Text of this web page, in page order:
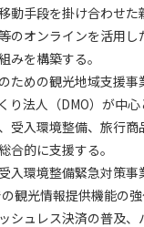
規約
動手段を掛け合わせ
のオンラインを活用
みを構築する。
ための観光地域支援事
り法人（DMO）が中
受入環境整備、旅行
合的に支援する。
入環境整備緊急対策事
観光情報提供機能の
シュレス決済の普及
承を得ることなく、随
は、建設資料館WEB上
したものとみなします。
び資格の取り消し）
承諾の上、所定の会員申
承認した者をいいます。
登録）
り審査の結果、会員申込
該当することがわかった